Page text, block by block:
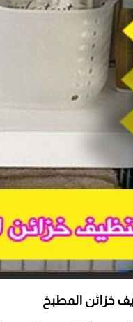
خزائن المطبخ